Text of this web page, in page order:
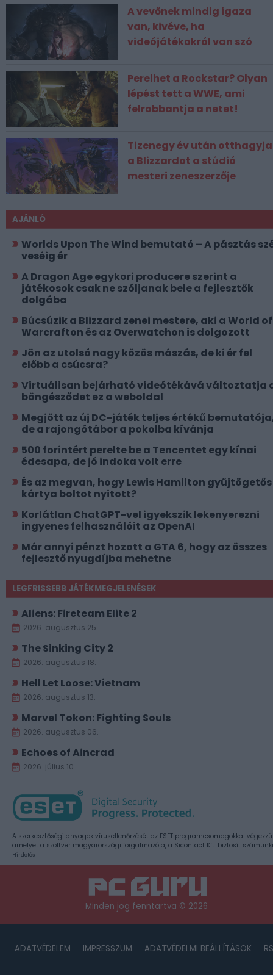
A vevőnek mindig igaza
van, kivéve, ha
videójátékokról van szó
Perelhet a Rockstar? Olyan
lépést tett a WWE, ami
felrobbantja a netet!
Tizenegy év után otthagyja
a Blizzardot a stúdió
mesteri zeneszerzője
AJÁNLÓ
Worlds Upon The Wind bemutató – A pásztás
veséig ér
A Dragon Age egykori producere szerint a
játékosok csak ne szóljanak bele a fejlesztők
dolgába
Búcsúzik a Blizzard zenei mestere, aki a World of
Warcrafton és az Overwatchon is dolgozott
Jön az utolsó nagy közös mászás, de ki ér fel
előbb a csúcsra?
Virtuálisan bejárható videótékává változtatja
böngésződet ez a weboldal
Megjött az új DC-játék teljes értékű
de a rajongótábor a pokolba kívánja
500 forintért perelte be a Tencentet egy kínai
édesapa, de jó indoka volt erre
És az megvan, hogy Lewis Hamilton gyűjtögetős
kártya boltot nyitott?
Korlátlan ChatGPT-vel igyekszik lekenyerezni
ingyenes felhasználóit az OpenAI
Már annyi pénzt hozott a GTA 6, hogy az összes
fejlesztő nyugdíjba mehetne
LEGFRISSEBB JÁTÉKMEGJELENÉSEK
Aliens: Fireteam Elite 2
2026. augusztus 25.
The Sinking City 2
2026. augusztus 18.
Hell Let Loose: Vietnam
2026. augusztus 13.
Marvel Tokon: Fighting Souls
2026. augusztus 06.
Echoes of Aincrad
2026. július 10.
A szerkesztőségi anyagok vírusellenőrzését az ESET programcsomagokkal
amelyet a szoftver magyarországi forgalmazója, a Sicontact Kft. biztosít
Hirdetés
Minden jog fenntartva © 2026
ADATVÉDELEM IMPRESSZUM ADATVÉDELMI BEÁLLÍTÁSOK